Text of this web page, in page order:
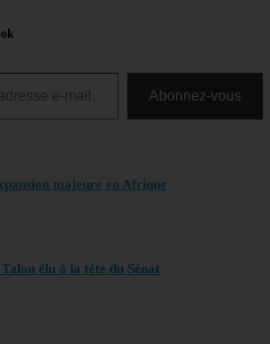
Abonnez-vous
majeure en Afrique
élu à la tête du Sénat